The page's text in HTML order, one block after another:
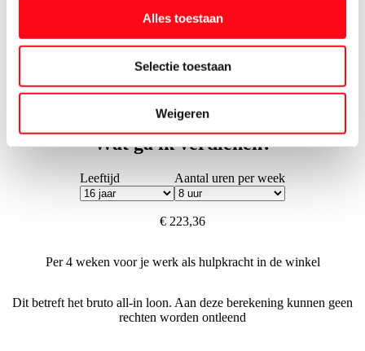
Alles toestaan
Selectie toestaan
Weigeren
We zijn er trots op om een inclusieve werkgever te zijn. Iedereen is
bij ons welkom ongeacht leeftijd, geloof, seksuele geaardheid of
culturele achtergrond. We staan voor teams waarin iedereen zich
veilig, geaccepteerd en gewaardeerd voelt en met respect met elkaar
omgaat.
Wat ga ik verdienen?
Leeftijd Aantal uren per week
€ 223,36
Per 4 weken voor je werk als hulpkracht in de winkel
Dit betreft het bruto all-in loon. Aan deze berekening kunnen geen
rechten worden ontleend